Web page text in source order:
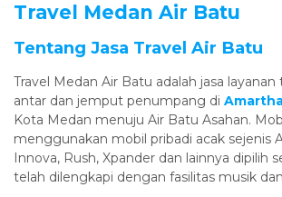
Travel Medan Air Batu
Tentang Jasa Travel Air Batu
Travel Medan Air Batu adalah jasa
antar dan jemput penumpang di
Kota Medan menuju Air Batu Asahan.
menggunakan mobil pribadi acak sejenis
Innova, Rush, Xpander dan lainnya dipilih
telah dilengkapi dengan fasilitas musik